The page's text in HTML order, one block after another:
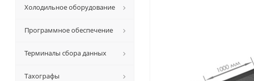
Холодильное оборудование
Программное обеспечение
Терминалы сбора данных
Тахографы